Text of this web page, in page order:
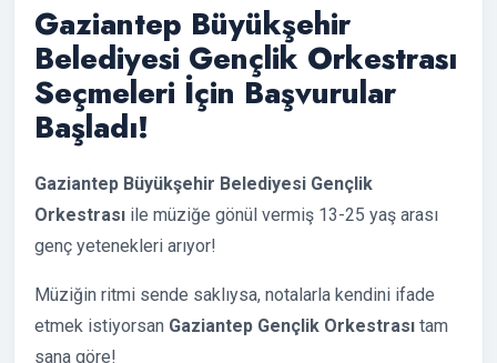
Gaziantep Büyükşehir
Belediyesi Gençlik Orkestrası
Seçmeleri İçin Başvurular
Başladı!
Gaziantep Büyükşehir Belediyesi Gençlik
Orkestrası ile müziğe gönül vermiş 13-25 yaş arası
genç yetenekleri arıyor!
Müziğin ritmi sende saklıysa, notalarla kendini ifade
etmek istiyorsan Gaziantep Gençlik Orkestrası tam
sana göre!